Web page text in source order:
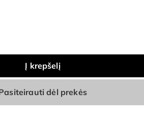
Į krepšelį
dėl prekės